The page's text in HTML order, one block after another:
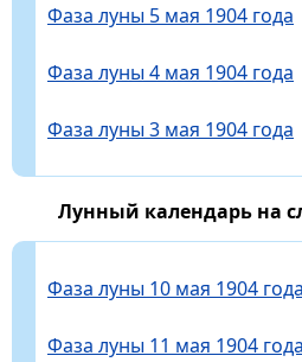
Фаза луны 5 мая 1904 года
Фаза луны 4 мая 1904 года
Фаза луны 3 мая 1904 года
Лунный календарь на
Фаза луны 10 мая 1904 года
Фаза луны 11 мая 1904 года